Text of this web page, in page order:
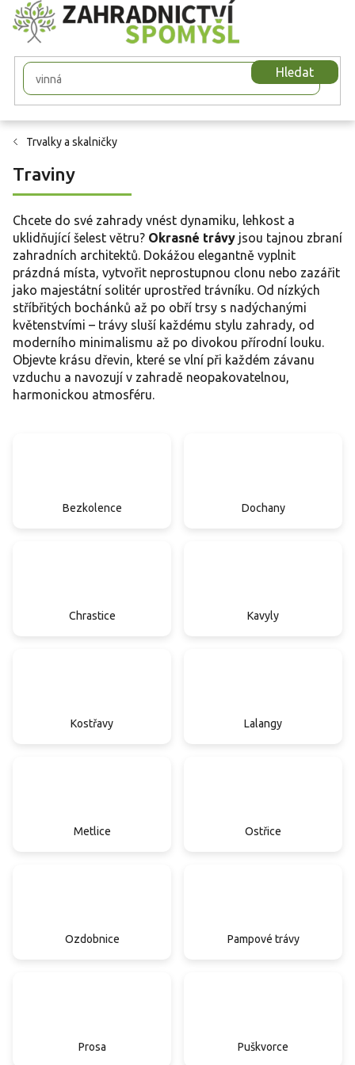
Přejít
na
obsah
Hledat
Trvalky a skalničky
Traviny
Chcete do své zahrady vnést dynamiku, lehkost a
uklidňující šelest větru? Okrasné trávy jsou tajnou zbraní
zahradních architektů. Dokážou elegantně vyplnit
prázdná místa, vytvořit neprostupnou clonu nebo zazářit
jako majestátní solitér uprostřed trávníku. Od nízkých
stříbřitých bochánků až po obří trsy s nadýchanými
květenstvími – trávy sluší každému stylu zahrady, od
moderního minimalismu až po divokou přírodní louku.
Objevte krásu dřevin, které se vlní při každém závanu
vzduchu a navozují v zahradě neopakovatelnou,
harmonickou atmosféru.
Bezkolence Dochany
Chrastice Kavyly
Kostřavy Lalangy
Metlice Ostřice
Ozdobnice Pampové trávy
Prosa Puškvorce